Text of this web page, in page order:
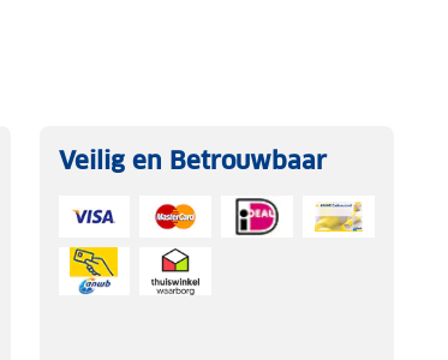
Veilig en Betrouwbaar